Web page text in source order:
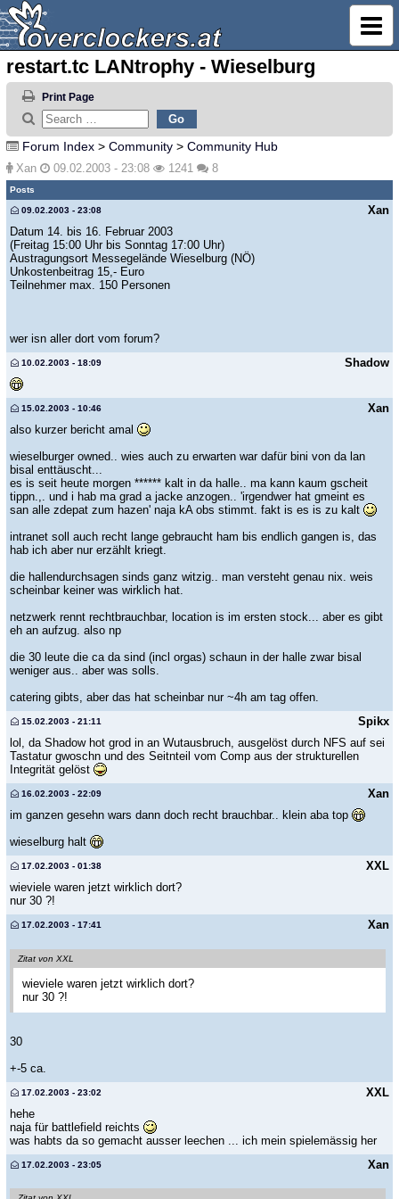
restart.tc LANtrophy - Wieselburg
Print Page
Forum Index > Community > Community Hub
Xan 09.02.2003 - 23:08 1241 8
Posts
Xan
09.02.2003 - 23:08
Datum 14. bis 16. Februar 2003
(Freitag 15:00 Uhr bis Sonntag 17:00 Uhr)
Austragungsort Messegelände Wieselburg (NÖ)
Unkostenbeitrag 15,- Euro
Teilnehmer max. 150 Personen
wer isn aller dort vom forum?
Shadow
10.02.2003 - 18:09
Xan
15.02.2003 - 10:46
also kurzer bericht amal
wieselburger owned.. wies auch zu erwarten war dafür bini von da lan
bisal enttäuscht...
es is seit heute morgen ****** kalt in da halle.. ma kann kaum gscheit
tippn.,. und i hab ma grad a jacke anzogen.. 'irgendwer hat gmeint es
san alle zdepat zum hazen' naja kA obs stimmt. fakt is es is zu kalt
intranet soll auch recht lange gebraucht ham bis endlich gangen is, das
hab ich aber nur erzählt kriegt.
die hallendurchsagen sinds ganz witzig.. man versteht genau nix. weis
scheinbar keiner was wirklich hat.
netzwerk rennt rechtbrauchbar, location is im ersten stock... aber es gibt
eh an aufzug. also np
die 30 leute die ca da sind (incl orgas) schaun in der halle zwar bisal
weniger aus.. aber was solls.
catering gibts, aber das hat scheinbar nur ~4h am tag offen.
Spikx
15.02.2003 - 21:11
lol, da Shadow hot grod in an Wutausbruch, ausgelöst durch NFS auf sei
Tastatur gwoschn und des Seitnteil vom Comp aus der strukturellen
Integrität gelöst
Xan
16.02.2003 - 22:09
im ganzen gesehn wars dann doch recht brauchbar.. klein aba top
wieselburg halt
XXL
17.02.2003 - 01:38
wieviele waren jetzt wirklich dort?
nur 30 ?!
Xan
17.02.2003 - 17:41
Zitat von XXL
wieviele waren jetzt wirklich dort?
nur 30 ?!
30
+-5 ca.
XXL
17.02.2003 - 23:02
hehe
naja für battlefield reichts
was habts da so gemacht ausser leechen ... ich mein spielemässig her
Xan
17.02.2003 - 23:05